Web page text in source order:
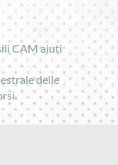
CAM aiuti
delle